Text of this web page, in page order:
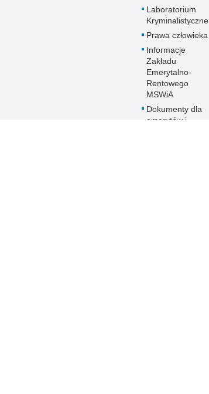
Laboratorium
Kryminalistyczne
Prawa człowieka
Informacje
Zakładu
Emerytalno-
Rentowego
MSWiA
Dokumenty dla
emerytów i